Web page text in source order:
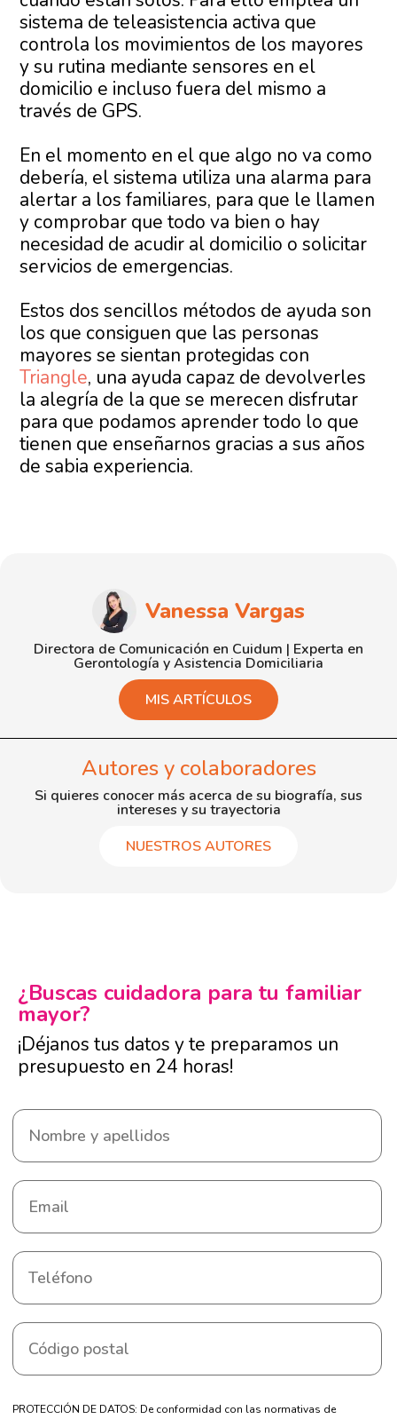
sistema de teleasistencia activa que
controla los movimientos de los mayores
y su rutina mediante sensores en el
domicilio e incluso fuera del mismo a
través de GPS.
En el momento en el que algo no va como
debería, el sistema utiliza una alarma para
alertar a los familiares, para que le llamen
y comprobar que todo va bien o hay
necesidad de acudir al domicilio o solicitar
servicios de emergencias.
Estos dos sencillos métodos de ayuda son
los que consiguen que las personas
mayores se sientan protegidas con
Triangle, una ayuda capaz de devolverles
la alegría de la que se merecen disfrutar
para que podamos aprender todo lo que
tienen que enseñarnos gracias a sus años
de sabia experiencia.
Vanessa Vargas
Directora de Comunicación en Cuidum | Experta en
Gerontología y Asistencia Domiciliaria
MIS ARTÍCULOS
Autores y colaboradores
Si quieres conocer más acerca de su biografía, sus
intereses y su trayectoria
NUESTROS AUTORES
¿Buscas cuidadora para tu familiar
mayor?
¡Déjanos tus datos y te preparamos un
presupuesto en 24 horas!
PROTECCIÓN DE DATOS: De conformidad con las normativas de